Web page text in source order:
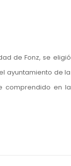
de Fonz, se eligió
ayuntamiento de la
comprendido en la